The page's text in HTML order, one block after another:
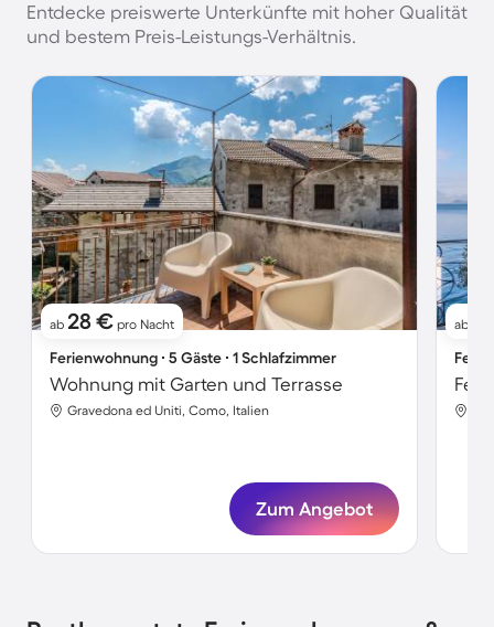
Entdecke preiswerte Unterkünfte mit hoher Qualität
und bestem Preis-Leistungs-Verhältnis.
ab 28 € pro Nacht
Ferienwohnung ∙ 5 Gäste ∙ 1 Schlafzimmer
Wohnung mit Garten und Terrasse
Gravedona ed Uniti, Como, Italien
Zum Angebot
ab